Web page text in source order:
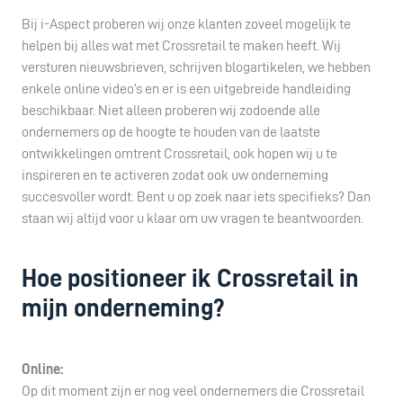
Bij i-Aspect proberen wij onze klanten zoveel mogelijk te
helpen bij alles wat met Crossretail te maken heeft. Wij
versturen nieuwsbrieven, schrijven blogartikelen, we hebben
enkele online video’s en er is een uitgebreide handleiding
beschikbaar. Niet alleen proberen wij zodoende alle
ondernemers op de hoogte te houden van de laatste
ontwikkelingen omtrent Crossretail, ook hopen wij u te
inspireren en te activeren zodat ook uw onderneming
succesvoller wordt. Bent u op zoek naar iets specifieks? Dan
staan wij altijd voor u klaar om uw vragen te beantwoorden.
Hoe positioneer ik Crossretail in
mijn onderneming?
Online:
Op dit moment zijn er nog veel ondernemers die Crossretail